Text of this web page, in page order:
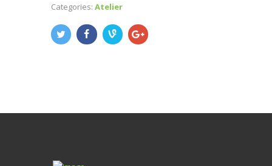
Categories: Atelier